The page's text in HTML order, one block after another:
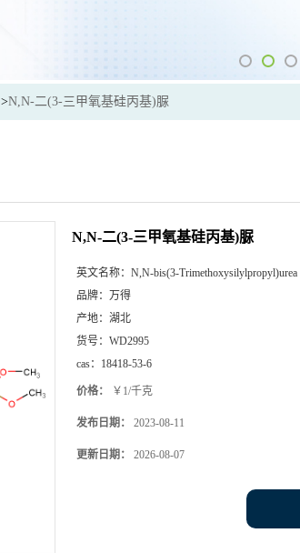
>N,N-二(3-三甲氧基硅丙基)脲
N,N-二(3-三甲氧基硅丙基)脲
英文名称： N,N-bis(3-Trimethoxysilylpropyl)urea
品牌： 万得
产地： 湖北
货号： WD2995
cas： 18418-53-6
价格： ￥1/千克
发布日期： 2023-08-11
更新日期： 2026-08-07